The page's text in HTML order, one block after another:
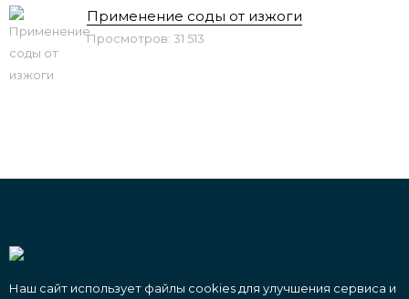
Применение соды от изжоги
Просмотров: 31 513
Наш сайт использует файлы cookies для улучшения сервиса и